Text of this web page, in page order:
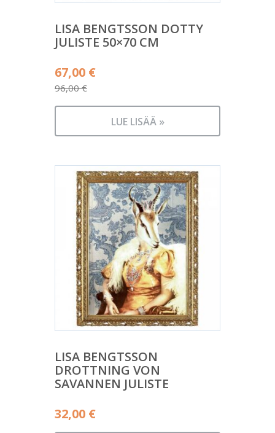
LISA BENGTSSON DOTTY
JULISTE 50×70 CM
96,00€
Alkuperäinen
hinta
oli:
67,00 €
Nykyinen
on:
LUE LISÄÄ »
LISA BENGTSSON
DROTTNING VON
SAVANNEN JULISTE
32,00 €